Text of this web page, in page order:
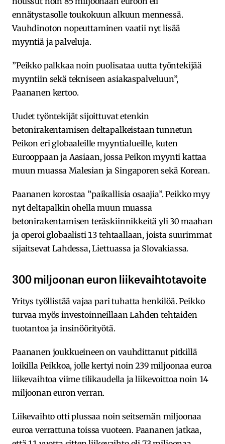
ennätystasolle toukokuun alkuun mennessä.
Vauhdinoton nopeuttaminen vaatii nyt lisää
myyntiä ja palveluja.
”Peikko palkkaa noin puolisataa uutta työntekijää
myyntiin sekä tekniseen asiakaspalveluun”,
Paananen kertoo.
Uudet työntekijät sijoittuvat etenkin
betonirakentamisen deltapalkeistaan tunnetun
Peikon eri globaaleille myyntialueille, kuten
Eurooppaan ja Aasiaan, jossa Peikon myynti kattaa
muun muassa Malesian ja Singaporen sekä Korean.
Paananen korostaa ”paikallisia osaajia”. Peikko myy
nyt deltapalkin ohella muun muassa
betonirakentamisen teräskiinnikkeitä yli 30 maahan
ja operoi globaalisti 13 tehtaallaan, joista suurimmat
sijaitsevat Lahdessa, Liettuassa ja Slovakiassa.
300 miljoonan euron liikevaihtotavoite
Yritys työllistää vajaa pari tuhatta henkilöä. Peikko
turvaa myös investoinneillaan Lahden tehtaiden
tuotantoa ja insinöörityötä.
Paananen joukkueineen on vauhdittanut pitkillä
loikilla Peikkoa, jolle kertyi noin 239 miljoonaa euroa
liikevaihtoa viime tilikaudella ja liikevoittoa noin 14
miljoonan euron verran.
Liikevaihto otti plussaa noin seitsemän miljoonaa
euroa verrattuna toissa vuoteen. Paananen jatkaa,